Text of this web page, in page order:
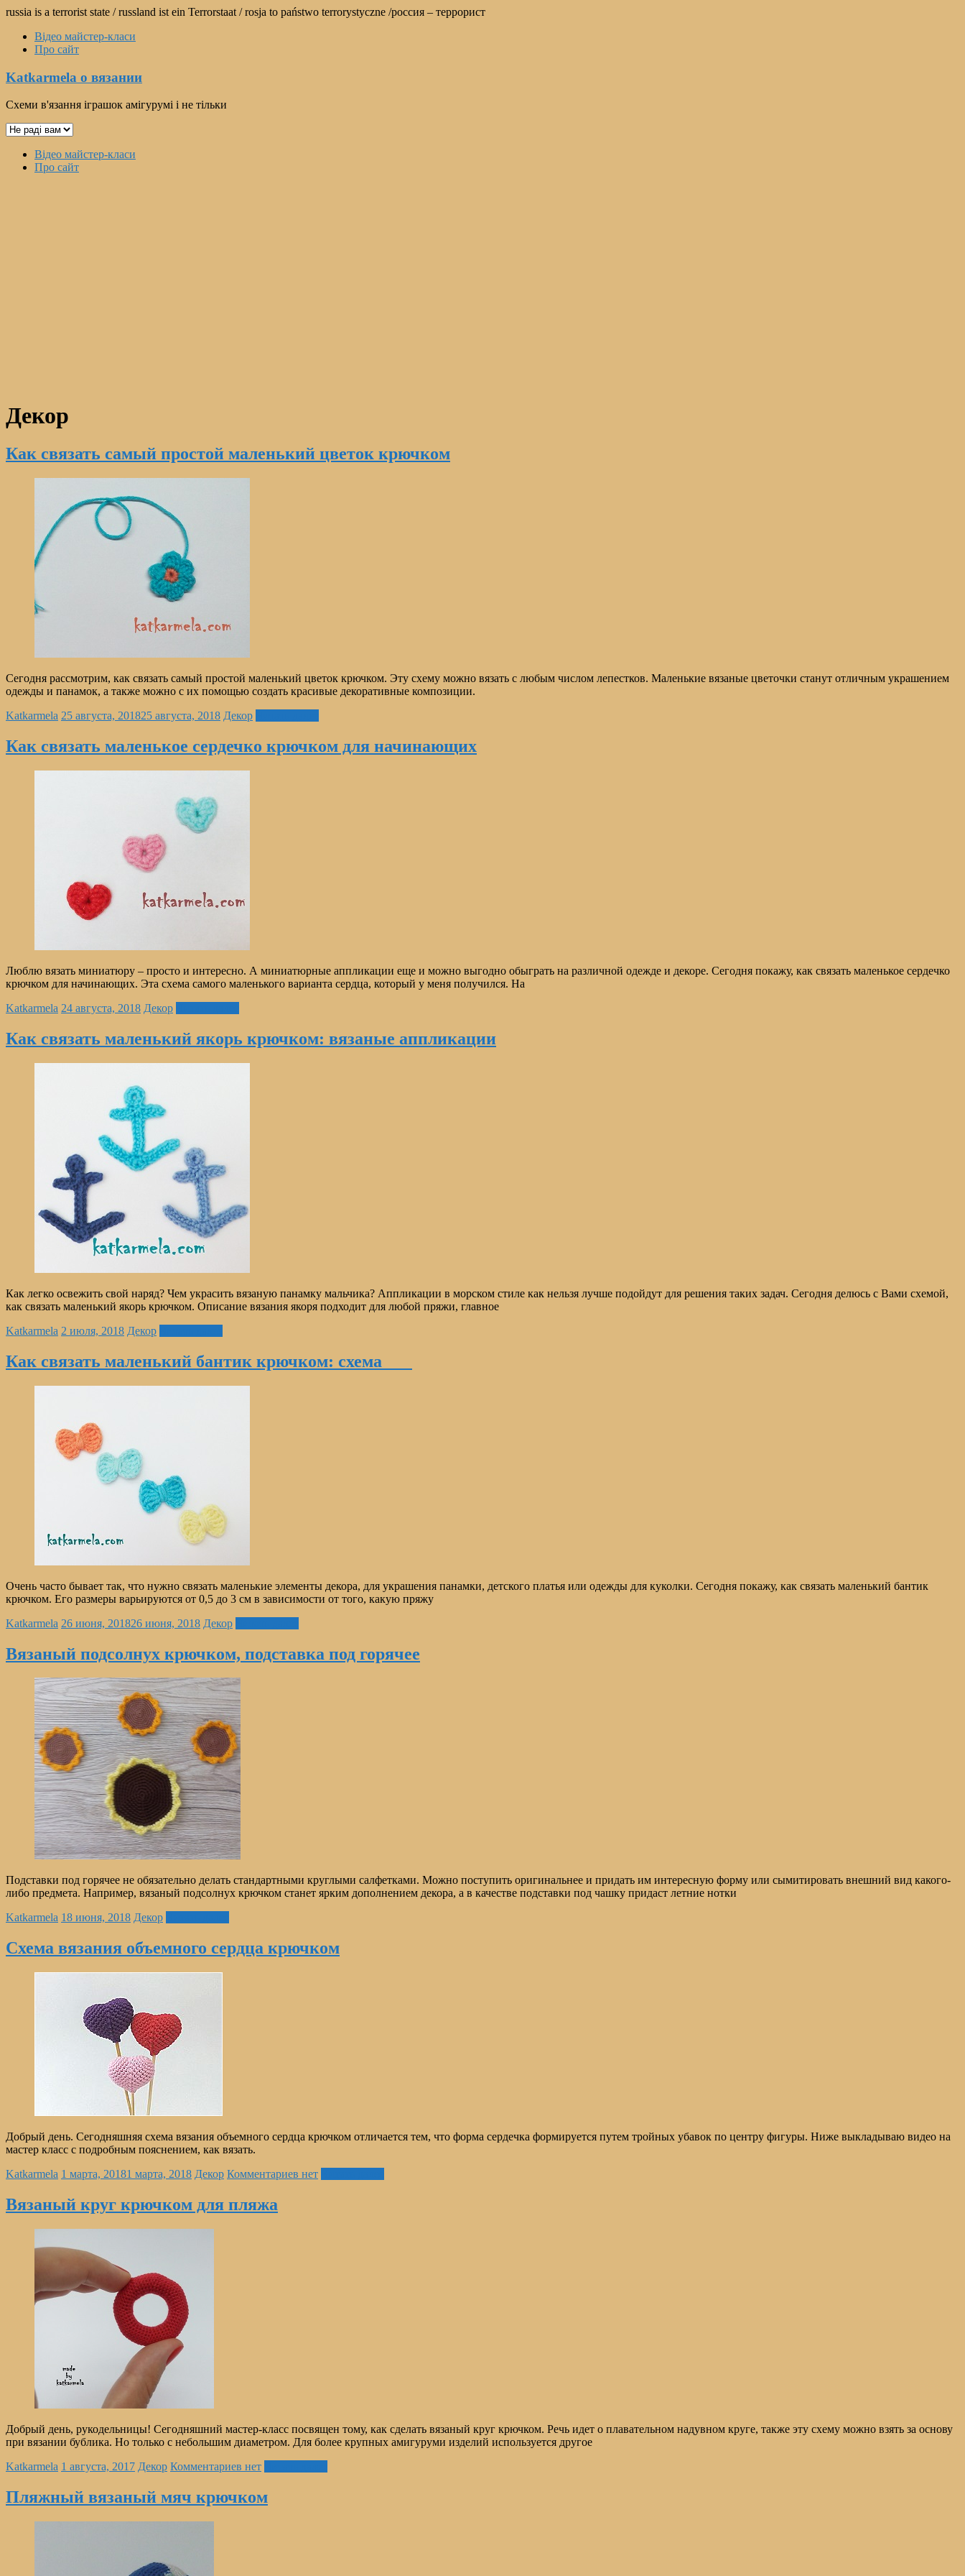
Перейти
содержимому
russia is a terrorist state / russland ist ein Terrorstaat / rosja to państwo terrorystyczne /россия – террорист
Відео майстер-класи
Про сайт
Katkarmela о вязании
Схеми в'язання іграшок амігурумі і не тільки
Выбрать
МенюВідео майстер-класи
Про сайт
Декор
Как связать самый простой маленький цветок крючком
Сегодня рассмотрим, как связать самый простой маленький цветок крючком. Эту схему можно вязать с любым числом лепестков. Маленькие вязаные цветочки станут отличным украшением
одежды и панамок, а также можно с их помощью создать красивые декоративные композиции.
Katkarmela 25 августа, 201825 августа, 2018 Декор
Как связать маленькое сердечко крючком для начинающих
Люблю вязать миниатюру – просто и интересно. А миниатюрные аппликации еще и можно выгодно обыграть на различной одежде и декоре. Сегодня покажу, как связать маленькое сердечко
крючком для начинающих. Эта схема самого маленького варианта сердца, который у меня получился. На
Katkarmela 24 августа, 2018 Декор
Как связать маленький якорь крючком: вязаные аппликации
Как легко освежить свой наряд? Чем украсить вязаную панамку мальчика? Аппликации в морском стиле как нельзя лучше подойдут для решения таких задач. Сегодня делюсь с Вами схемой,
как связать маленький якорь крючком. Описание вязания якоря подходит для любой пряжи, главное
Katkarmela 2 июля, 2018 Декор
Как связать маленький бантик крючком: схема
Очень часто бывает так, что нужно связать маленькие элементы декора, для украшения панамки, детского платья или одежды для куколки. Сегодня покажу, как связать маленький бантик
крючком. Его размеры варьируются от 0,5 до 3 см в зависимости от того, какую пряжу
Katkarmela 26 июня, 201826 июня, 2018 Декор
Вязаный подсолнух крючком, подставка под горячее
Подставки под горячее не обязательно делать стандартными круглыми салфетками. Можно поступить оригинальнее и придать им интересную форму или сымитировать внешний вид какого-
либо предмета. Например, вязаный подсолнух крючком станет ярким дополнением декора, а в качестве подставки под чашку придаст летние нотки
Katkarmela 18 июня, 2018 Декор
Схема вязания объемного сердца крючком
Добрый день. Сегодняшняя схема вязания объемного сердца крючком отличается тем, что форма сердечка формируется путем тройных убавок по центру фигуры. Ниже выкладываю видео на
мастер класс с подробным пояснением, как вязать.
Katkarmela 1 марта, 20181 марта, 2018 Декор Комментариев нет
Вязаный круг крючком для пляжа
Добрый день, рукодельницы! Сегодняшний мастер-класс посвящен тому, как сделать вязаный круг крючком. Речь идет о плавательном надувном круге, также эту схему можно взять за основу
при вязании бублика. Но только с небольшим диаметром. Для более крупных амигуруми изделий используется другое
Katkarmela 1 августа, 2017 Декор Комментариев нет
Пляжный вязаный мяч крючком